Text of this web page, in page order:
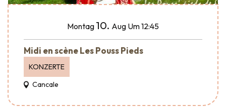
Montag 10. Aug Um 12:45
Midi en scène Les Pouss Pieds
KONZERTE
Cancale